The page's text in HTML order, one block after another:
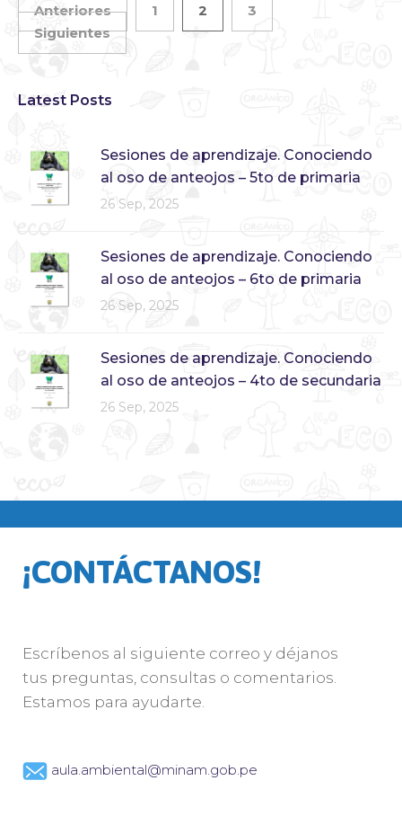
Anteriores 1 2
3
Siguientes
Latest Posts
Sesiones de aprendizaje. Conociendo
al oso de anteojos – 5to de primaria
26 Sep, 2025
Sesiones de aprendizaje. Conociendo
al oso de anteojos – 6to de primaria
26 Sep, 2025
Sesiones de aprendizaje. Conociendo
al oso de anteojos – 4to de secundaria
26 Sep, 2025
¡CONTÁCTANOS!
Escríbenos al siguiente correo y déjanos
tus preguntas, consultas o comentarios.
Estamos para ayudarte.
aula.ambiental@minam.gob.pe